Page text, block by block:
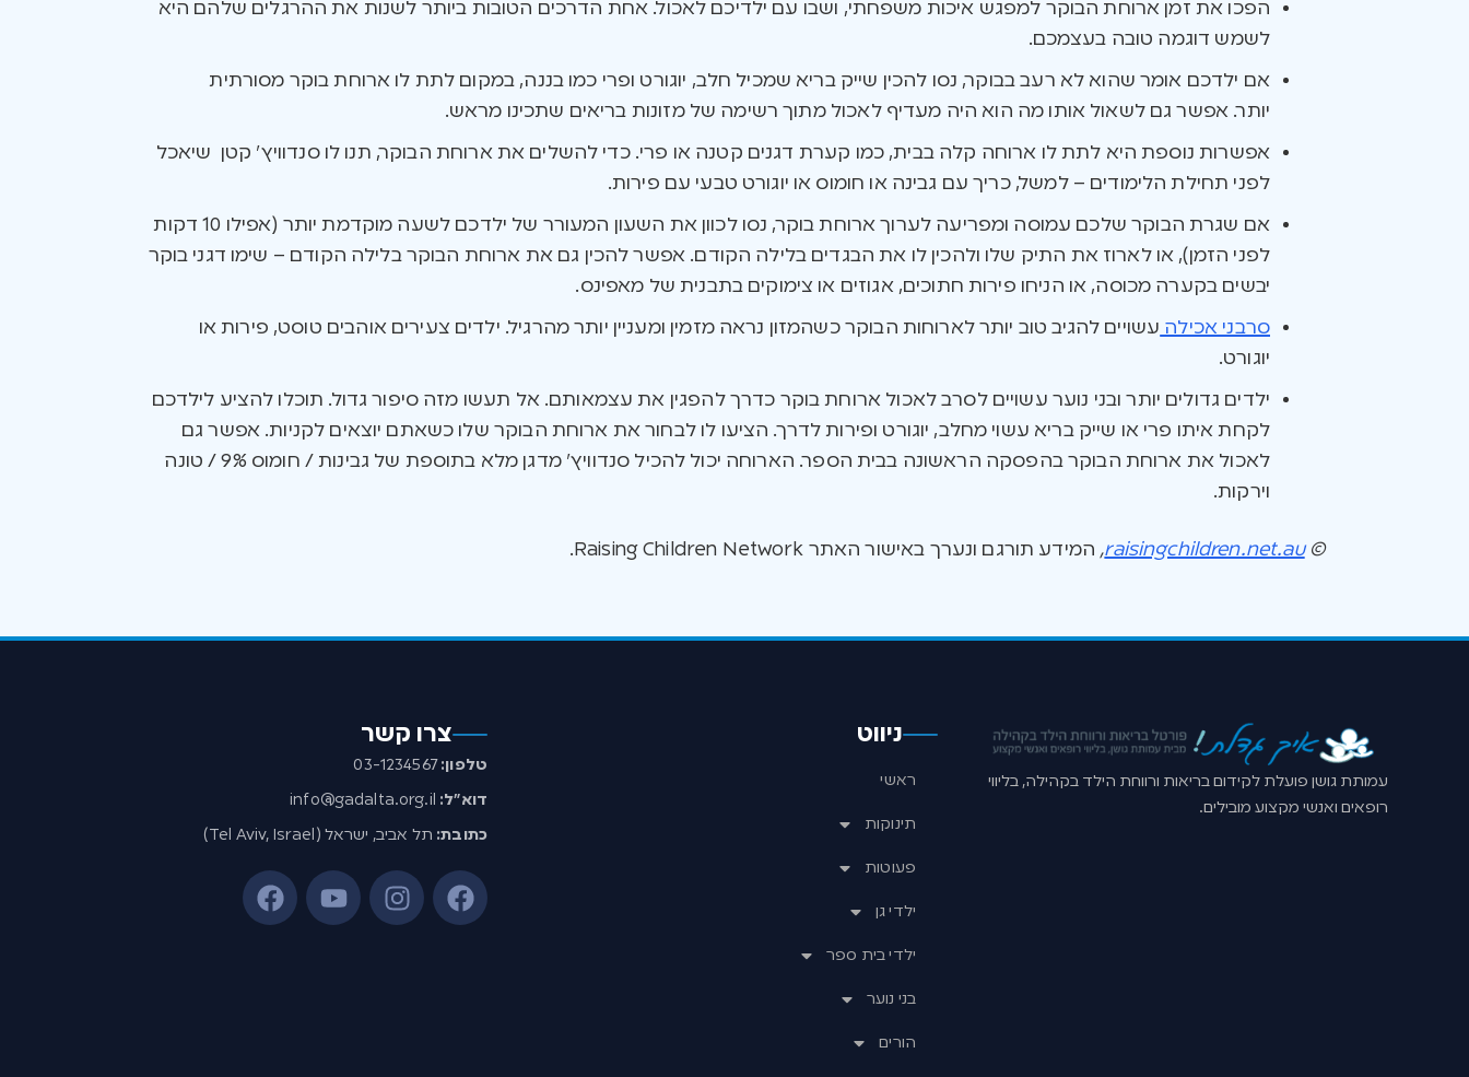
הפכו את זמן ארוחת הבוקר למפגש איכות משפחתי, ושבו עם ילדיכם לאכול. אחת הדרכים הטובות ביותר לשנות את ההרגלים שלהם היא
לשמש דוגמה טובה בעצמכם.
אם ילדכם אומר שהוא לא רעב בבוקר, נסו להכין שייק בריא שמכיל חלב, יוגורט ופרי כמו בננה, במקום לתת לו ארוחת בוקר מסורתית
יותר. אפשר גם לשאול אותו מה הוא היה מעדיף לאכול מתוך רשימה של מזונות בריאים שתכינו מראש.
אפשרות נוספת היא לתת לו ארוחה קלה בבית, כמו קערת דגנים קטנה או פרי. כדי להשלים את ארוחת הבוקר, תנו לו סנדוויץ’ קטן שיאכל
לפני תחילת הלימודים – למשל, כריך עם גבינה או חומוס או יוגורט טבעי עם פירות.
אם שגרת הבוקר שלכם עמוסה ומפריעה לערוך ארוחת בוקר, נסו לכוון את השעון המעורר של ילדכם לשעה מוקדמת יותר (אפילו 10 דקות
לפני הזמן), או לארוז את התיק שלו ולהכין לו את הבגדים בלילה הקודם. אפשר להכין גם את ארוחת הבוקר בלילה הקודם – שימו דגני בוקר
יבשים בקערה מכוסה, או הניחו פירות חתוכים, אגוזים או צימוקים בתבנית של מאפינס.
סרבני אכילה עשויים להגיב טוב יותר לארוחות הבוקר כשהמזון נראה מזמין ומעניין יותר מהרגיל. ילדים צעירים אוהבים טוסט, פירות או
יוגורט.
ילדים גדולים יותר ובני נוער עשויים לסרב לאכול ארוחת בוקר כדרך להפגין את עצמאותם. אל תעשו מזה סיפור גדול. תוכלו להציע לילדכם
לקחת איתו פרי או שייק בריא עשוי מחלב, יוגורט ופירות לדרך. הציעו לו לבחור את ארוחת הבוקר שלו כשאתם יוצאים לקניות. אפשר גם
לאכול את ארוחת הבוקר בהפסקה הראשונה בבית הספר. הארוחה יכול להכיל סנדוויץ’ מדגן מלא בתוספת של גבינות / חומוס 9% / טונה
וירקות.
©
raisingchildren.net.au
, המידע תורגם ונערך באישור האתר Raising Children Network.
עמותת גושן פועלת לקידום בריאות ורווחת הילד בקהילה, בליווי
רופאים ואנשי מקצוע מובילים.
ניווט
ראשי
תינוקות
פעוטות
ילדי גן
ילדי בית ספר
בני נוער
הורים
צרו קשר
טלפון:03-1234567
דוא”ל: info@gadalta.org.il
כתובת: תל אביב, ישראל (Tel Aviv, Israel)